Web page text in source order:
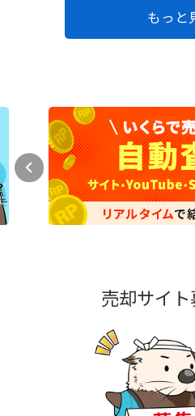
もっと
売却サイト